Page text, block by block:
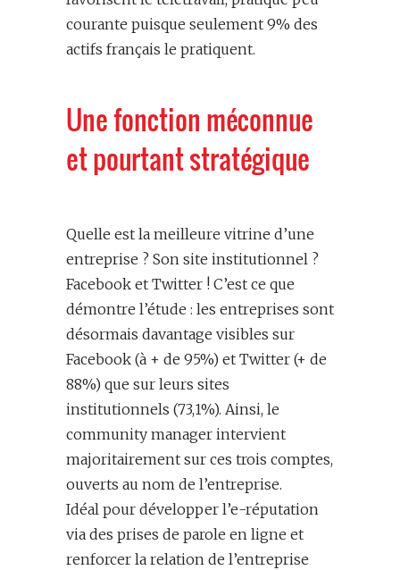
courante puisque seulement 9% des
actifs français le pratiquent.
Une fonction méconnue
et pourtant stratégique
Quelle est la meilleure vitrine d’une
entreprise ? Son site institutionnel ?
Facebook et Twitter ! C’est ce que
démontre l’étude : les entreprises sont
désormais davantage visibles sur
Facebook (à + de 95%) et Twitter (+ de
88%) que sur leurs sites
institutionnels (73,1%). Ainsi, le
community manager intervient
majoritairement sur ces trois comptes,
ouverts au nom de l’entreprise.
Idéal pour développer l’e-réputation
via des prises de parole en ligne et
renforcer la relation de l’entreprise